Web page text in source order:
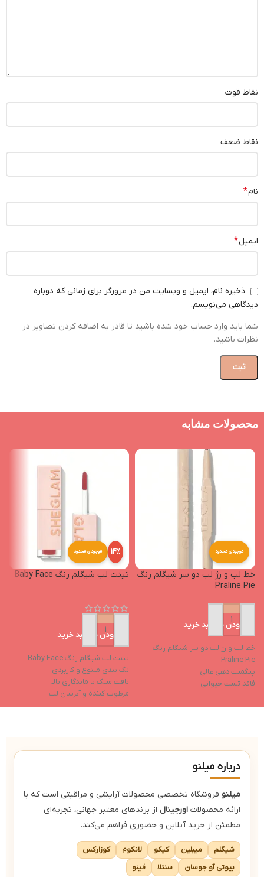
نقاط قوت
نقاط ضعف
نام*
ایمیل*
ذخیره نام، ایمیل و وبسایت من در مرورگر برای زمانی که دوباره
دیدگاهی می‌نویسم.
شما باید وارد حساب خود شده باشید تا قادر به اضافه کردن تصاویر در
نظرات باشید.
محصولات مشابه
موجودی محدود
خط لب و رژ لب دو سر شیگلم رنگ
Praline Pie
افزودن به سبد خرید
خط لب و رژ لب دو سر شیگلم رنگ
Praline Pie
پیگمنت دهی عالی
فاقد تست حیوانی
عدم چسبندگی و ماسیدگی
موجودی محدود 14%
تینت لب شیگلم رنگ Baby Face
افزودن به سبد خرید
تینت لب شیگلم رنگ Baby Face
نگ بندی متنوع و کاربردی
بافت سبک با ماندگاری بالا
مرطوب کننده و آبرسان لب
جلوه نهایی براق
درباره میلنو
میلنو فروشگاه تخصصی محصولات آرایشی و مراقبتی است که با
ارائه محصولات اورجینال از برندهای معتبر جهانی، تجربه‌ای
مطمئن از خرید آنلاین و حضوری فراهم می‌کند.
شیگلم میبلین کیکو لانکوم
کوزارکس
بیوتی آو جوسان
سنتلا فینو